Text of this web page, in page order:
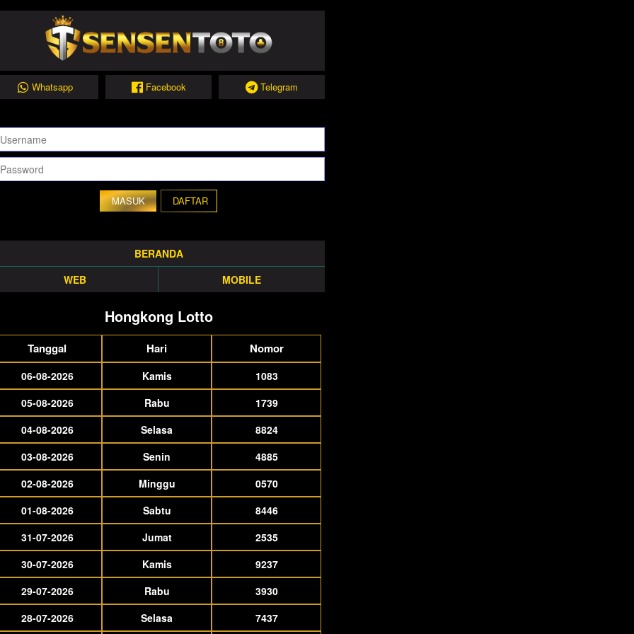
Whatsapp Facebook Telegram
DAFTAR
BERANDA
WEB
MOBILE
Hongkong Lotto
Tanggal Hari Nomor
06-08-2026 Kamis
1083
05-08-2026
Rabu
1739
04-08-2026
Selasa
8824
03-08-2026
Senin
4885
02-08-2026
Minggu
0570
01-08-2026
Sabtu
8446
31-07-2026
Jumat
2535
30-07-2026
Kamis
9237
29-07-2026
Rabu
3930
28-07-2026
Selasa 7437